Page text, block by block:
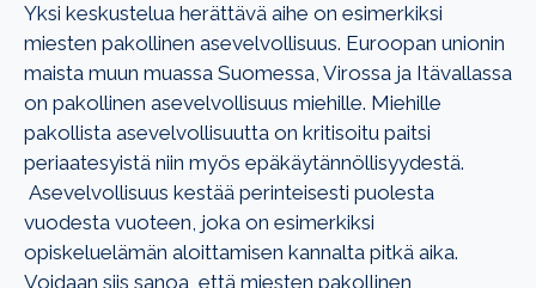
Yksi keskustelua herättävä aihe on esimerkiksi
miesten pakollinen asevelvollisuus. Euroopan unionin
maista muun muassa Suomessa, Virossa ja Itävallassa
on pakollinen asevelvollisuus miehille. Miehille
pakollista asevelvollisuutta on kritisoitu paitsi
periaatesyistä niin myös epäkäytännöllisyydestä.
Asevelvollisuus kestää perinteisesti puolesta
vuodesta vuoteen, joka on esimerkiksi
opiskeluelämän aloittamisen kannalta pitkä aika.
Voidaan siis sanoa, että miesten pakollinen